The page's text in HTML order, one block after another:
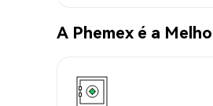
A Phemex é a